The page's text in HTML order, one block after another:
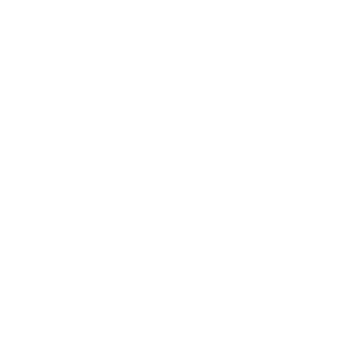
مقعد شاغر على الإفطار
اقتصادي في انتظار حلم